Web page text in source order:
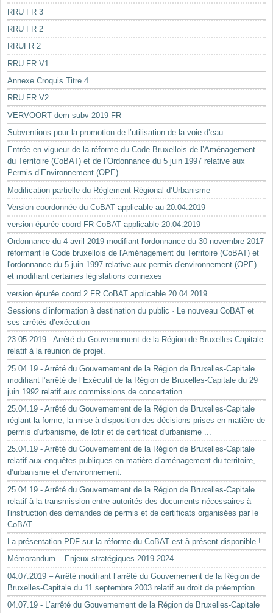
RRU FR 3
RRU FR 2
RRUFR 2
RRU FR V1
Annexe Croquis Titre 4
RRU FR V2
VERVOORT dem subv 2019 FR
Subventions pour la promotion de l’utilisation de la voie d’eau
Entrée en vigueur de la réforme du Code Bruxellois de l’Aménagement
du Territoire (CoBAT) et de l’Ordonnance du 5 juin 1997 relative aux
Permis d’Environnement (OPE).
Modification partielle du Règlement Régional d’Urbanisme
Version coordonnée du CoBAT applicable au 20.04.2019
version épurée coord FR CoBAT applicable 20.04.2019
Ordonnance du 4 avril 2019 modifiant l'ordonnance du 30 novembre 2017
réformant le Code bruxellois de l'Aménagement du Territoire (CoBAT) et
l'ordonnance du 5 juin 1997 relative aux permis d'environnement (OPE)
et modifiant certaines législations connexes
version épurée coord 2 FR CoBAT applicable 20.04.2019
Sessions d’information à destination du public · Le nouveau CoBAT et
ses arrêtés d’exécution
23.05.2019 - Arrêté du Gouvernement de la Région de Bruxelles-Capitale
relatif à la réunion de projet.
25.04.19 - Arrêté du Gouvernement de la Région de Bruxelles-Capitale
modifiant l’arrêté de l’Exécutif de la Région de Bruxelles-Capitale du 29
juin 1992 relatif aux commissions de concertation.
25.04.19 - Arrêté du Gouvernement de la Région de Bruxelles-Capitale
réglant la forme, la mise à disposition des décisions prises en matière de
permis d'urbanisme, de lotir et de certificat d'urbanisme ...
25.04.19 - Arrêté du Gouvernement de la Région de Bruxelles-Capitale
relatif aux enquêtes publiques en matière d’aménagement du territoire,
d’urbanisme et d’environnement.
25.04.19 - Arrêté du Gouvernement de la Région de Bruxelles-Capitale
relatif à la transmission entre autorités des documents nécessaires à
l'instruction des demandes de permis et de certificats organisées par le
CoBAT
La présentation PDF sur la réforme du CoBAT est à présent disponible !
Mémorandum – Enjeux stratégiques 2019-2024
04.07.2019 – Arrêté modifiant l’arrêté du Gouvernement de la Région de
Bruxelles-Capitale du 11 septembre 2003 relatif au droit de préemption.
04.07.19 - L’arrêté du Gouvernement de la Région de Bruxelles-Capitale